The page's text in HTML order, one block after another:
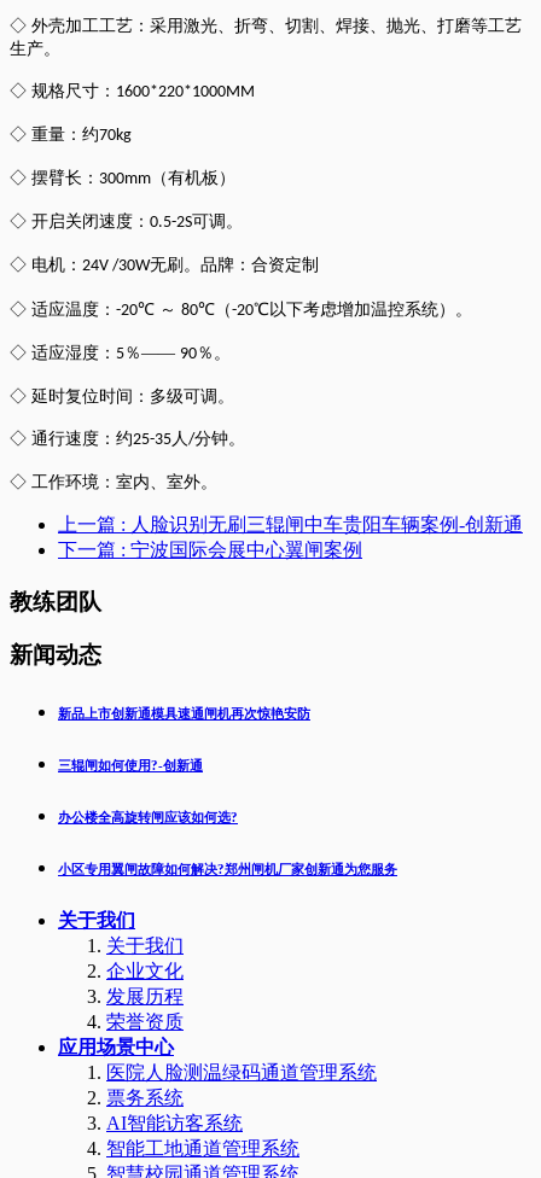
◇ 外壳加工工艺：采用激光、折弯、切割、焊接、抛光、打磨等工艺
生产。
◇ 规格尺寸： 1600*220*1000MM
◇ 重量：约70kg
◇ 摆臂长： 300mm （有机板）
◇ 开启关闭速度： 0.5-2S可调。
◇ 电机： 24V /30W无刷。品牌：合资定制
◇ 适应温度： -20℃ ～ 80℃（-20℃以下考虑增加温控系统）。
◇ 适应湿度： 5％—— 90％。
◇ 延时复位时间：多级可调。
◇ 通行速度：约25-35 人 /分钟。
◇ 工作环境：室内、室外。
上一篇 : 人脸识别无刷三辊闸中车贵阳车辆案例-创新通
下一篇 : 宁波国际会展中心翼闸案例
教练团队
新闻动态
新品上市创新通模具速通闸机再次惊艳安防
三辊闸如何使用?-创新通
办公楼全高旋转闸应该如何选?
小区专用翼闸故障如何解决?郑州闸机厂家创新通为您服务
关于我们
关于我们
企业文化
发展历程
荣誉资质
应用场景中心
医院人脸测温绿码通道管理系统
票务系统
AI智能访客系统
智能工地通道管理系统
智慧校园通道管理系统